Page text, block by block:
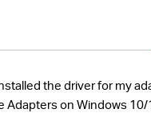
the driver for my
Adapters on Windows 10/